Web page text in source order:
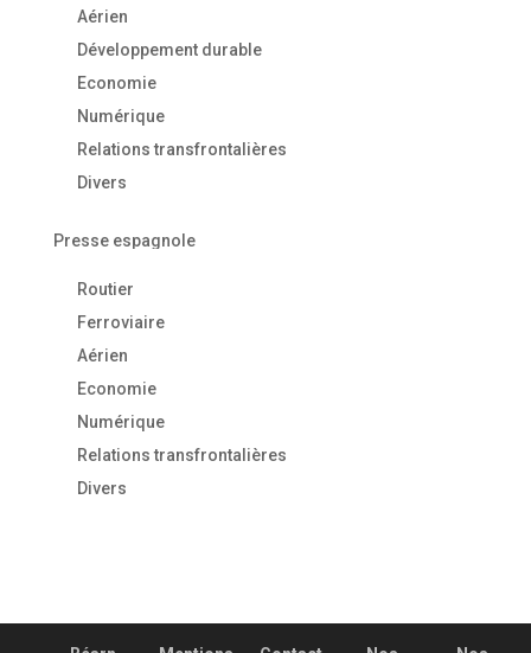
Aérien
Développement durable
Economie
Numérique
Relations transfrontalières
Divers
Presse espagnole
Routier
Ferroviaire
Aérien
Economie
Numérique
Relations transfrontalières
Divers